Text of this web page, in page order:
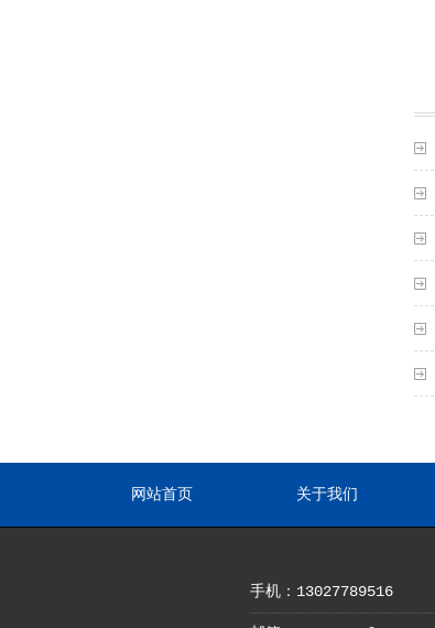
网站首页 关于我们
手机：13027789516